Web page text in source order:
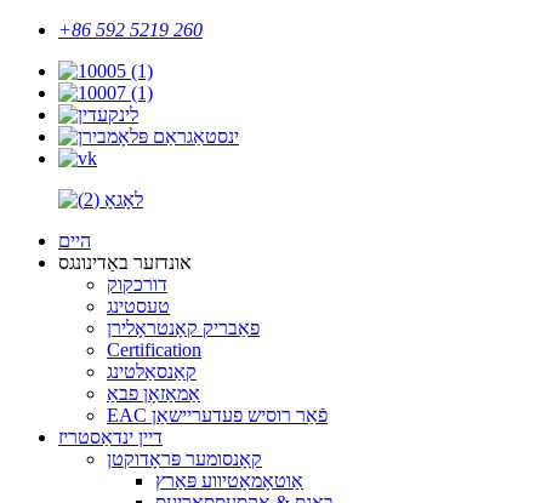
+86 592 5219 260
היים
אונדזער באַדינונגס
דורכקוק
טעסטינג
פאַבריק קאָנטראָלירן
Certification
קאַנסאַלטינג
אַמאַזאָן פבאַ
EAC פֿאַר רוסיש פעדעריישאַן
דיין ינדאַסטריז
קאָנסומער פּראָדוקטן
אַוטאָמאָטיווע פּאַרץ